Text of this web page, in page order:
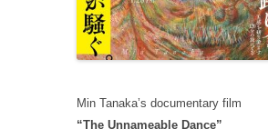
Min Tanaka’s documentary film
“The Unnameable Dance”